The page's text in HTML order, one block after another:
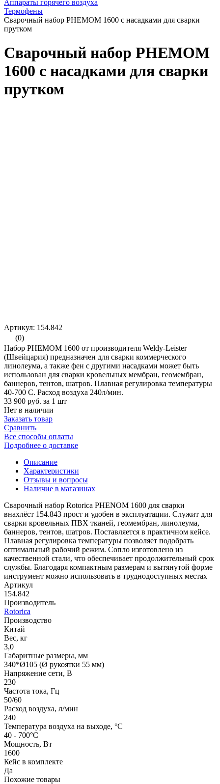
Аппараты горячего воздуха
Термофены
Сварочный набор PHEMOM 1600 с насадками для сварки
прутком
Сварочный набор PHEMOM
1600 с насадками для сварки
прутком
Артикул: 154.842
(0)
Набор PHEMOM 1600 от производителя Weldy-Leister
(Швейцария) предназначен для сварки коммерческого
линолеума, а также фен с другими насадками может быть
использован для сварки кровельных мембран, геомембран,
баннеров, тентов, шатров. Плавная регулировка температуры
40-700 С. Расход воздуха 240л/мин.
33 900 руб. за 1 шт
Нет в наличии
Заказать товар
Сравнить
Все способы оплаты
Подробнее о доставке
Описание
Характеристики
Отзывы и вопросы
Наличие в магазинах
Сварочный набор Rotorica PHENOM 1600 для сварки
внахлёст 154.843 прост и удобен в эксплуатации. Служит для
сварки кровельных ПВХ тканей, геомембран, линолеума,
баннеров, тентов, шатров. Поставляется в практичном кейсе.
Плавная регулировка температуры позволяет подобрать
оптимальный рабочий режим. Сопло изготовлено из
качественной стали, что обеспечивает продолжительный срок
службы. Благодаря компактным размерам и вытянутой форме
инструмент можно использовать в труднодоступных местах
Артикул
154.842
Производитель
Rotorica
Производство
Китай
Вес, кг
3,0
Габаритные размеры, мм
340*Ø105 (Ø рукоятки 55 мм)
Напряжение сети, В
230
Частота тока, Гц
50/60
Расход воздуха, л/мин
240
Температура воздуха на выходе, °C
40 - 700°С
Мощность, Вт
1600
Кейс в комплекте
Да
Похожие товары